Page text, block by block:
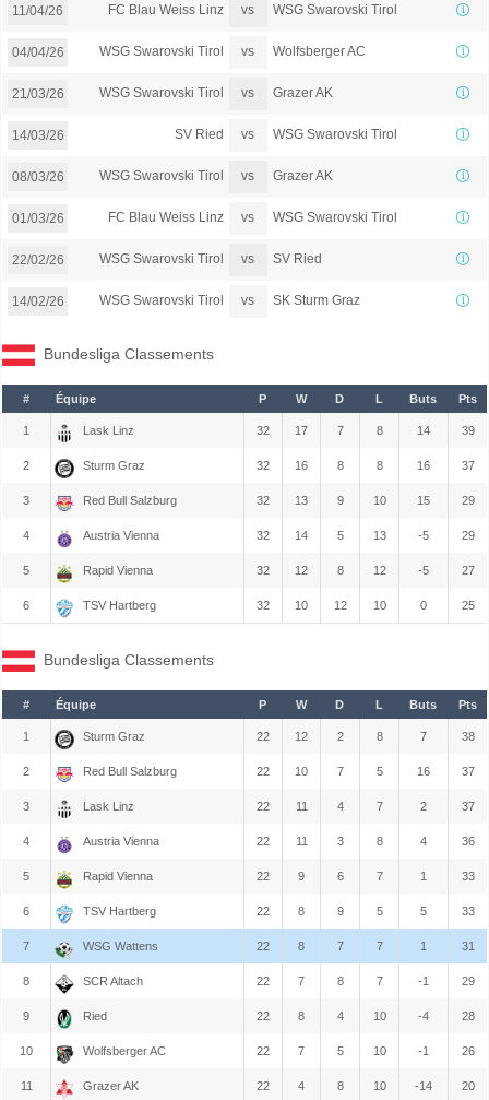
11/04/26 FC Blau Weiss Linz vs WSG Swarovski Tirol
04/04/26 WSG Swarovski Tirol vs Wolfsberger AC
21/03/26 WSG Swarovski Tirol vs Grazer AK
14/03/26 SV Ried vs WSG Swarovski Tirol
08/03/26 WSG Swarovski Tirol vs Grazer AK
01/03/26 FC Blau Weiss Linz vs WSG Swarovski Tirol
22/02/26 WSG Swarovski Tirol vs SV Ried
14/02/26 WSG Swarovski Tirol vs SK Sturm Graz
Bundesliga Classements
# Équipe P W D L Buts Pts
1 Lask Linz 32 17 7 8 14 39
2 Sturm Graz 32 16 8 8 16 37
3 Red Bull Salzburg 32 13 9 10 15 29
4 Austria Vienna 32 14 5 13 -5 29
5 Rapid Vienna 32 12 8 12 -5 27
6 TSV Hartberg 32 10 12 10 0 25
Bundesliga Classements
# Équipe P W D L Buts Pts
1 Sturm Graz 22 12 2 8 7 38
2 Red Bull Salzburg 22 10 7 5 16 37
3 Lask Linz 22 11 4 7 2 37
4 Austria Vienna 22 11 3 8 4 36
5 Rapid Vienna 22 9 6 7 1 33
6 TSV Hartberg 22 8 9 5 5 33
7 WSG Wattens 22 8 7 7 1 31
8 SCR Altach 22 7 8 7 -1 29
9 Ried 22 8 4 10 -4 28
10 Wolfsberger AC 22 7 5 10 -1 26
11 Grazer AK 22 4 8 10 -14 20